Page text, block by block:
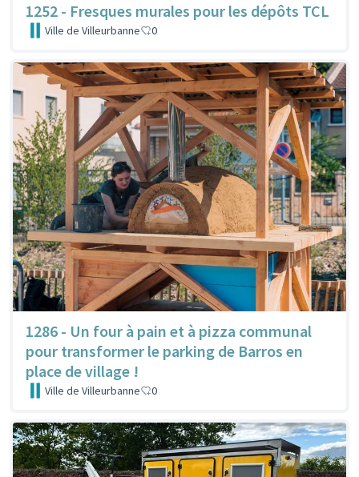
1252 - Fresques murales pour les dépôts TCL
Ville de Villeurbanne 0
1286 - Un four à pain et à pizza communal
pour transformer le parking de Barros en
place de village !
Ville de Villeurbanne 0